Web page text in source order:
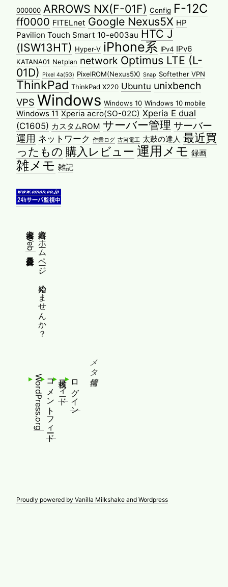
000000 ARROWS NX(F-01F) Config F-12C
ff0000 FITELnet Google Nexus5X HP
Pavilion Touch Smart 10-e003au HTC J
(ISW13HT) Hyper-V iPhone系 IPv4 IPv6
KATANA01 Netplan network Optimus LTE (L-
01D)
Pixel 4a(5G) PixelROM(Nexus5X) Snap Softether VPN
ThinkPad ThinkPad X220 Ubuntu unixbench
VPS Windows Windows 10 Windows 10 mobile
Windows 11 Xperia acro(SO-02C) Xperia E dual
(C1605) カスタムROM サーバー管理 サーバー
運用 ネットワーク 作業ログ 古河電工 太鼓の達人 最近買
ったもの 購入レビュー 運用メモ 録画
雑メモ 雑記
縦書きホームページ、始めませんか？
縦書きWeb普及委員会
メタ情報
ログイン
投稿フィード
コメントフィード
WordPress.org
Proudly powered by Vanilla Milkshake and Wordpress